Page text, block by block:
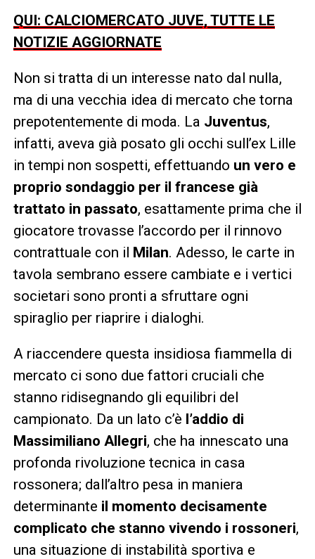
QUI: CALCIOMERCATO JUVE, TUTTE LE
NOTIZIE AGGIORNATE
Non si tratta di un interesse nato dal nulla,
ma di una vecchia idea di mercato che torna
prepotentemente di moda. La Juventus,
infatti, aveva già posato gli occhi sull’ex Lille
in tempi non sospetti, effettuando un vero e
proprio sondaggio per il francese già
trattato in passato, esattamente prima che il
giocatore trovasse l’accordo per il rinnovo
contrattuale con il Milan. Adesso, le carte in
tavola sembrano essere cambiate e i vertici
societari sono pronti a sfruttare ogni
spiraglio per riaprire i dialoghi.
A riaccendere questa insidiosa fiammella di
mercato ci sono due fattori cruciali che
stanno ridisegnando gli equilibri del
campionato. Da un lato c’è l’addio di
Massimiliano Allegri, che ha innescato una
profonda rivoluzione tecnica in casa
rossonera; dall’altro pesa in maniera
determinante il momento decisamente
complicato che stanno vivendo i rossoneri,
una situazione di instabilità sportiva e